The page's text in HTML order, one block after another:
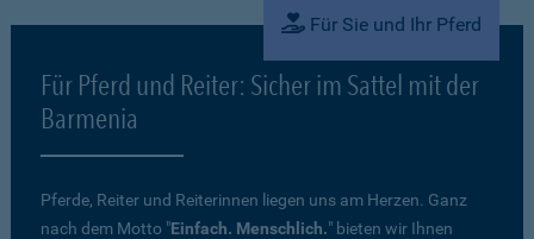
Für Sie und Ihr Pferd
Für Pferd und Reiter: Sicher im Sattel mit der
Barmenia
Pferde, Reiter und Reiterinnen liegen uns am Herzen. Ganz
nach dem Motto "Einfach. Menschlich." bieten wir Ihnen